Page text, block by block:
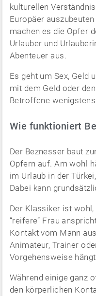
kulturellen
Europäer
machen es die Opfer
Urlauber und
Abenteuer aus.
Es geht um Sex, Geld
mit dem Geld oder
Betroffene wenigstens
Wie funktioniert
Der Beznesser baut
Opfern auf. Am wohl
im Urlaub in der
Dabei kann
Der Klassiker ist
“reifere” Frau
Kontakt vom Mann
Animateur, Trainer
Vorgehensweise
Während einige ganz
den körperlichen